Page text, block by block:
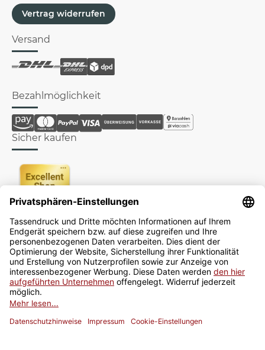
Vertrag widerrufen
Versand
Bezahlmöglichkeit
Sicher kaufen
Newsletter